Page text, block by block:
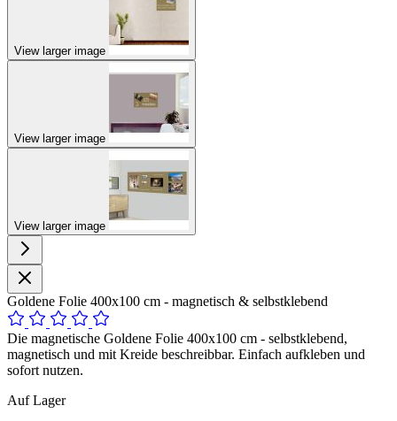
View larger image
View larger image
View larger image
Goldene Folie 400x100 cm - magnetisch & selbstklebend
Die magnetische Goldene Folie 400x100 cm - selbstklebend,
magnetisch und mit Kreide beschreibbar. Einfach aufkleben und
sofort nutzen.
Auf Lager